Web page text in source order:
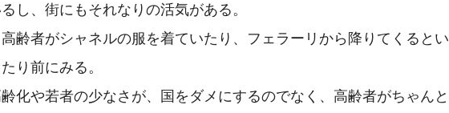
し、街にもそれなりの活気がある。
齢者がシャネルの服を着ていたり、フェラーリから降りてくるとい
り前にみる。
齢化や若者の少なさが、国をダメにするのでなく、高齢者がちゃんと